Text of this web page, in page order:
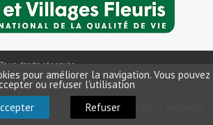
patrimoine
droits réservés
de Fressin
NOUS CONTACTER
pour améliorer la navigation. Vous pouvez
ou refuser l'utilisation
Refuser